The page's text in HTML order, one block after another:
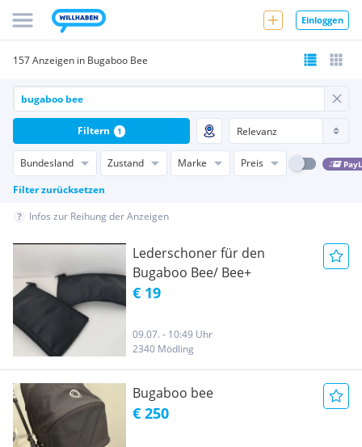
Einloggen
157 Anzeigen in Bugaboo Bee
Bundesland Zustand Marke Preis
Filter zurücksetzen
Filtern 1
Infos zur Reihung der Anzeigen
Lederschoner für den
Bugaboo Bee/ Bee+
€ 19
09.07. - 10:49 Uhr
2340 Mödling
Bugaboo bee
€ 250